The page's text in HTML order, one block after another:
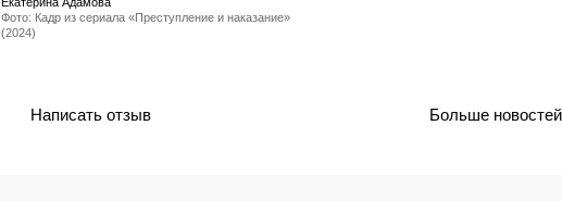
Фото: Кадр из сериала «Преступление и наказание»
(2024)
Больше
Написать отзыв